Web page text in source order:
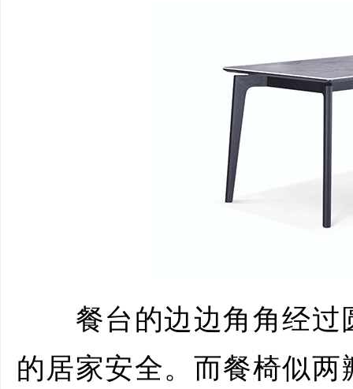
餐台的边边角角经过
的居家安全。而餐椅似